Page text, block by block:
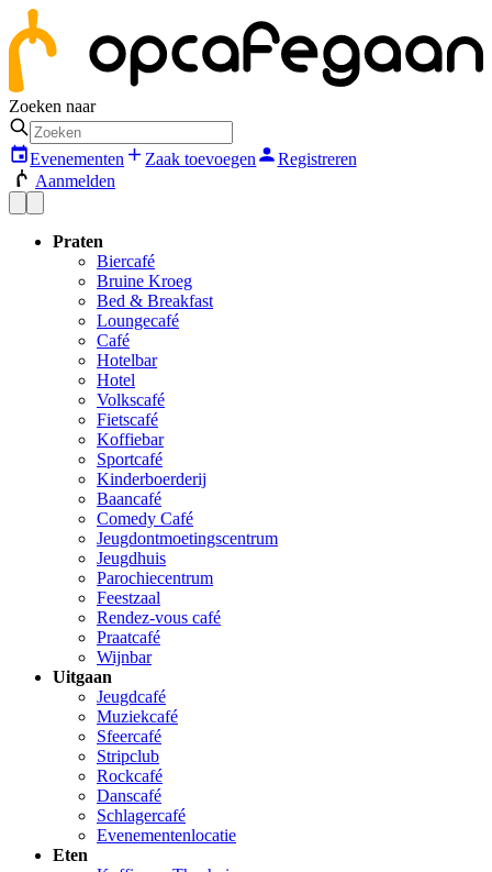
Zoeken naar
Evenementen Zaak toevoegen
Registreren
Aanmelden
Praten
Biercafé
Bruine Kroeg
Bed & Breakfast
Loungecafé
Café
Hotelbar
Hotel
Volkscafé
Fietscafé
Koffiebar
Sportcafé
Kinderboerderij
Baancafé
Comedy Café
Jeugdontmoetingscentrum
Jeugdhuis
Parochiecentrum
Feestzaal
Rendez-vous café
Praatcafé
Wijnbar
Uitgaan
Jeugdcafé
Muziekcafé
Sfeercafé
Stripclub
Rockcafé
Danscafé
Schlagercafé
Evenementenlocatie
Eten